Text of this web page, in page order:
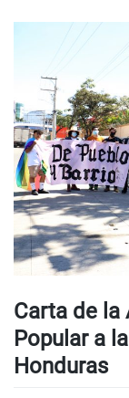
Carta de la
Popular a
Honduras